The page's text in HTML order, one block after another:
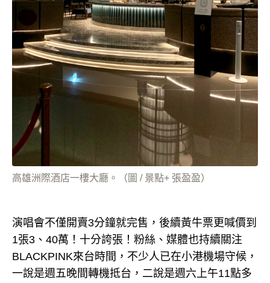
高雄洲際酒店一樓大廳。（圖 / 景點+ 張盈盈）
演唱會不僅開賣3分鐘就完售，後續黃牛票更喊價到
1張3、40萬！十分誇張！粉絲、媒體也持續關注
BLACKPINK來台時間，不少人已在小港機場守候，
一說是週五晚間轉機抵台，二說是週六上午11點多